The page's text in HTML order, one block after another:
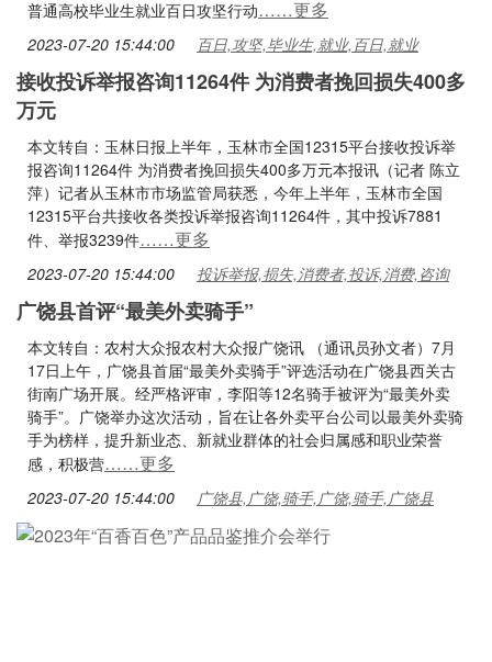
普通高校毕业生就业百日攻坚行动……更多
2023-07-20 15:44:00 百日,攻坚,毕业生,就业,百日,就业
接收投诉举报咨询11264件 为消费者挽回损失400多
万元
本文转自：玉林日报上半年，玉林市全国12315平台接收投诉举
报咨询11264件 为消费者挽回损失400多万元本报讯（记者 陈立
萍）记者从玉林市市场监管局获悉，今年上半年，玉林市全国
12315平台共接收各类投诉举报咨询11264件，其中投诉7881
件、举报3239件……更多
2023-07-20 15:44:00 投诉举报,损失,消费者,投诉,消费,咨询
广饶县首评“最美外卖骑手”
本文转自：农村大众报农村大众报广饶讯 （通讯员孙文者）7月
17日上午，广饶县首届“最美外卖骑手”评选活动在广饶县西关古
街南广场开展。经严格评审，李阳等12名骑手被评为“最美外卖
骑手”。广饶举办这次活动，旨在让各外卖平台公司以最美外卖骑
手为榜样，提升新业态、新就业群体的社会归属感和职业荣誉
感，积极营……更多
2023-07-20 15:44:00 广饶县,广饶,骑手,广饶,骑手,广饶县